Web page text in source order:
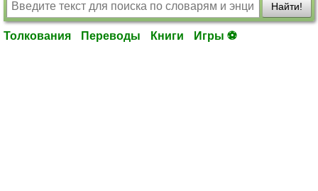
Найти!
Толкования Переводы Книги Игры ⚽